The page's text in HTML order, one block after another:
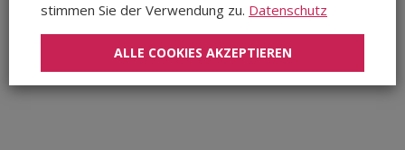
Aug 2026
Sep 2026
Okt 2026
Nov 2026
In diesem Zeitraum wurden keine Veranstaltungen
stimmen Sie der Verwendung zu. Datenschutz
ALLE COOKIES AKZEPTIEREN